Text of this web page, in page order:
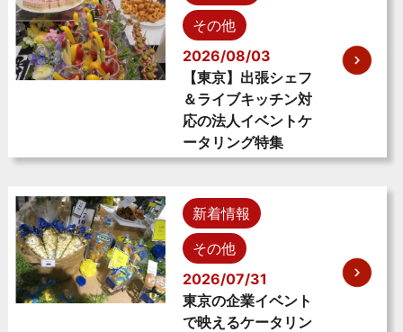
その他
2026/08/03
【東京】出張シェフ
＆ライブキッチン対
応の法人イベントケ
ータリング特集
新着情報
その他
2026/07/31
東京の企業イベント
で映えるケータリン